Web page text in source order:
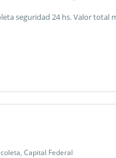
Capital Federal